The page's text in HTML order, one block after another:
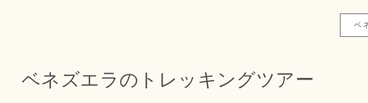
ベ
ベネズエラのトレッキングツアー